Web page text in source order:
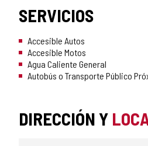
SERVICIOS
Accesible Autos
Accesible Motos
Agua Caliente General
Autobús o Transporte Público
DIRECCIÓN Y